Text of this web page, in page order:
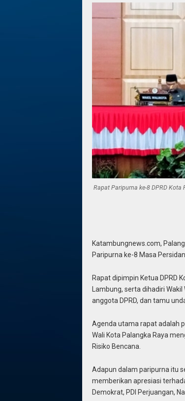
Rapat Paripurna ke-8 DPRD
Katambungnews.com,
Paripurna ke-8 Masa
Rapat dipimpin Ketua DPRD
Lambung, serta dihadiri
anggota DPRD, dan tamu
Agenda utama rapat adalah
Wali Kota Palangka Raya
Risiko Bencana.
Adapun dalam paripurna itu
memberikan apresiasi
Demokrat, PDI Perjuangan,